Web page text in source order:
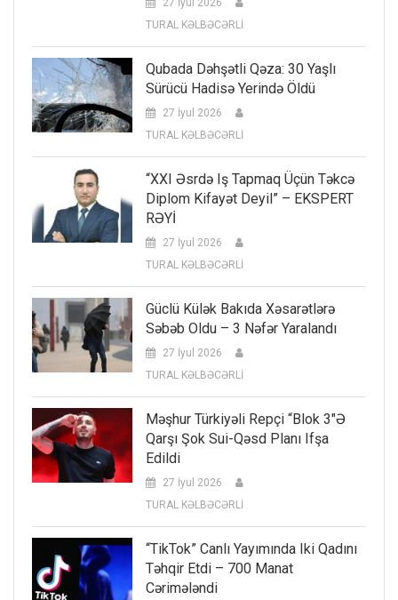
TURAL KƏLBƏCƏRLİ
Qubada Dəhşətli Qəza: 30 Yaşlı
Sürücü Hadisə Yerində Öldü
27 İyul 2026
TURAL KƏLBƏCƏRLİ
“XXI Əsrdə Iş Tapmaq Üçün Təkcə
Diplom Kifayət Deyil” – EKSPERT
RƏYİ
27 İyul 2026
TURAL KƏLBƏCƏRLİ
Güclü Külək Bakıda Xəsarətlərə
Səbəb Oldu – 3 Nəfər Yaralandı
27 İyul 2026
TURAL KƏLBƏCƏRLİ
Məşhur Türkiyəli Repçi “Blok 3″ə
Qarşı Şok Sui-Qəsd Planı Ifşa
Edildi
27 İyul 2026
TURAL KƏLBƏCƏRLİ
“TikTok” Canlı Yayımında Iki Qadını
Təhqir Etdi – 700 Manat
Cərimələndi